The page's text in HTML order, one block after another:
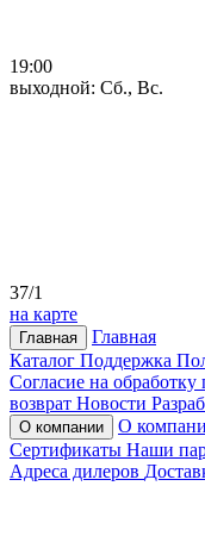
19:00
выходной: Сб., Вс.
37/1
на карте
Главная
Главная
Каталог Поддержка
Согласие на
возврат Новости
О компании
О
Сертификаты Наши
Адреса дилеров